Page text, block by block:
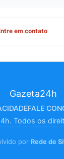
em contato
FALE
Todos os
por Rede de